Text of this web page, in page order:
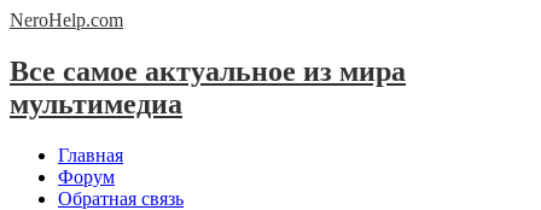
NeroHelp.com
Все самое актуальное из мира
мультимедиа
Главная
Форум
Обратная связь